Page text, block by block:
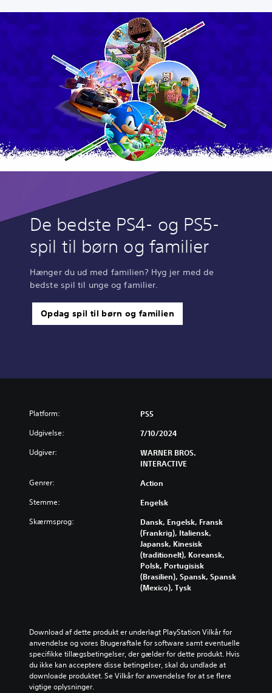
De bedste PS4- og PS5-
spil til børn og familier
Hænger du ud med familien? Hyg jer med de
bedste spil til unge og familier.
Opdag spil til børn og familien
Platform: PS5
Udgivelse: 7/10/2024
Udgiver:
WARNER BROS.
INTERACTIVE
Genrer: Action
Stemme: Engelsk
Skærmsprog:
Dansk, Engelsk, Fransk
(Frankrig), Italiensk,
Japansk, Kinesisk
(traditionelt), Koreansk,
Polsk, Portugisisk
(Brasilien), Spansk, Spansk
(Mexico), Tysk
Download af dette produkt er underlagt PlayStation Vilkår for
anvendelse og vores Brugeraftale for software samt eventuelle
specifikke tillægsbetingelser, der gælder for dette produkt. Hvis
du ikke kan acceptere disse betingelser, skal du undlade at
downloade produktet. Se Vilkår for anvendelse for at se flere
vigtige oplysninger.